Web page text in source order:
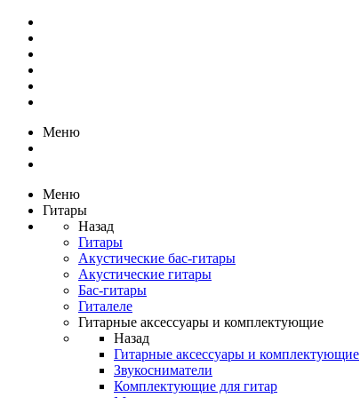
Меню
Меню
Гитары
Назад
Гитары
Акустические бас-гитары
Акустические гитары
Бас-гитары
Гиталеле
Гитарные аксессуары и комплектующие
Назад
Гитарные аксессуары и комплектующие
Звукосниматели
Комплектующие для гитар